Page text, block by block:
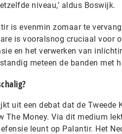
niveau,’ aldus Boswijk.
is evenmin zomaar te
is vooralsnog cruciaal voor
en het verwerken van
meteen de banden met
uit een debat dat de Tweede
The Money. Via dit medium
leunt op Palantir. Het